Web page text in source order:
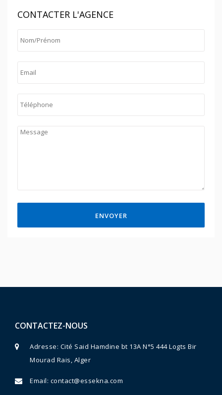
CONTACTER L'AGENCE
ENVOYER
CONTACTEZ-NOUS
Adresse: Cité Said Hamdine bt 13A N°5 444 Logts Bir
Mourad Rais, Alger
Email: contact@essekna.com